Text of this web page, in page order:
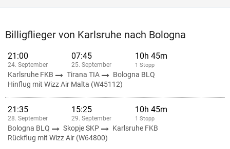
Billigflieger von Karlsruhe nach Bologna
21:00
24. September
07:45
25. September
10h 45m
1 Stopp
Karlsruhe FKB Tirana TIA
Bologna BLQ
Hinflug mit Wizz Air Malta (W45112)
21:35
28. September
15:25
29. September
10h 45m
1 Stopp
Bologna BLQ Skopje SKP
Karlsruhe FKB
Rückflug mit Wizz Air (W64800)